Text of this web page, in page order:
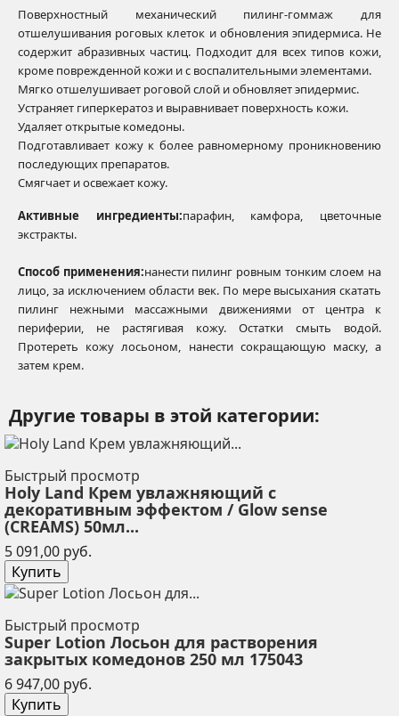
Поверхностный механический пилинг-гоммаж для
отшелушивания роговых клеток и обновления эпидермиса. Не
содержит абразивных частиц. Подходит для всех типов кожи,
кроме поврежденной кожи и с воспалительными элементами.
Мягко отшелушивает роговой слой и обновляет эпидермис.
Устраняет гиперкератоз и выравнивает поверхность кожи.
Удаляет открытые комедоны.
Подготавливает кожу к более равномерному проникновению
последующих препаратов.
Смягчает и освежает кожу.
Активные ингредиенты:парафин, камфора, цветочные
экстракты.
Способ применения:нанести пилинг ровным тонким слоем на
лицо, за исключением области век. По мере высыхания скатать
пилинг нежными массажными движениями от центра к
периферии, не растягивая кожу. Остатки смыть водой.
Протереть кожу лосьоном, нанести сокращающую маску, а
затем крем.
Другие товары в этой категории:
Быстрый просмотр
Holy Land Крем увлажняющий с
декоративным эффектом / Glow sense
(CREAMS) 50мл...
5 091,00 руб.
Купить
Быстрый просмотр
Super Lotion Лосьон для растворения
закрытых комедонов 250 мл 175043
6 947,00 руб.
Купить